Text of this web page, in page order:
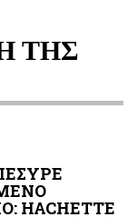
ΤΗΣ
HACHETTE